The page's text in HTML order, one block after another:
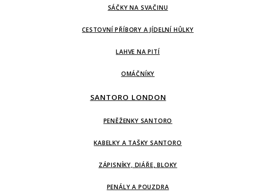
SÁČKY NA SVAČINU
CESTOVNÍ PŘÍBORY A JÍDELNÍ HŮLKY
LAHVE NA PITÍ
OMÁČNÍKY
SANTORO LONDON
PENĚŽENKY SANTORO
KABELKY A TAŠKY SANTORO
ZÁPISNÍKY, DIÁŘE, BLOKY
PENÁLY A POUZDRA